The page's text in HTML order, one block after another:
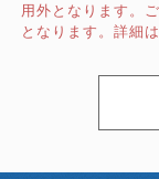
用外となります。
となります。詳細は